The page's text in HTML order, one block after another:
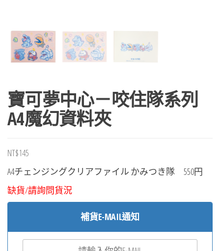
寶可夢中心－咬住隊系列
A4魔幻資料夾
NT$145
A4チェンジングクリアファイル かみつき隊 550円
缺貨/請詢問貨況
補貨E-MAIL通知